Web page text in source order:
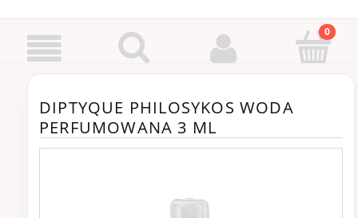
DIPTYQUE PHILOSYKOS WODA
PERFUMOWANA 3 ML